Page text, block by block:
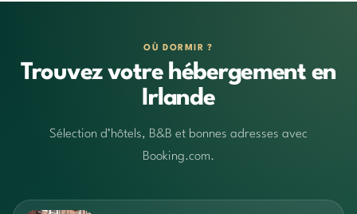
OÙ DORMIR ?
Trouvez votre hébergement en
Irlande
Sélection d’hôtels, B&B et bonnes adresses avec
Booking.com.